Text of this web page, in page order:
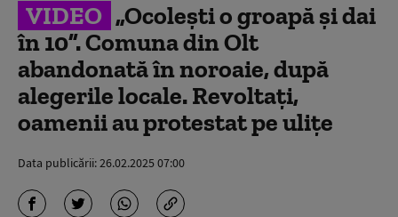
VIDEO „Ocolești o groapă și dai
în 10”. Comuna din Olt
abandonată în noroaie, după
alegerile locale. Revoltați,
oamenii au protestat pe ulițe
Data publicării:26.02.2025 07:00